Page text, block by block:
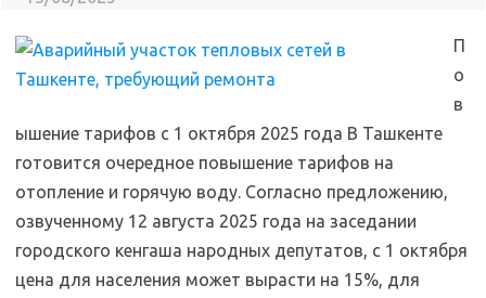
П
о
в
ышение тарифов с 1 октября 2025 года В Ташкенте
готовится очередное повышение тарифов на
отопление и горячую воду. Согласно предложению,
озвученному 12 августа 2025 года на заседании
городского кенгаша народных депутатов, с 1 октября
цена для населения может вырасти на 15%, для